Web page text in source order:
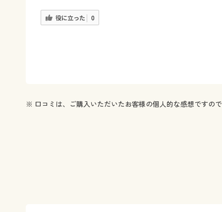
役に立った 0
※ 口コミは、ご購入いただいたお客様の個人的な感想ですの